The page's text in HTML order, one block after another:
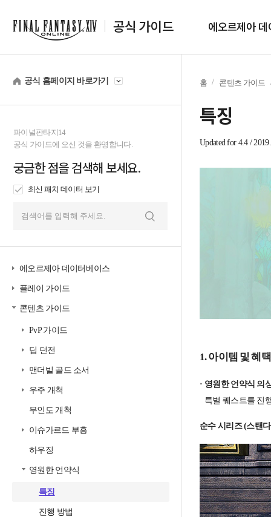
공식 가이드 에오르제아
공식 홈페이지 바로가기
파이널판타지14
공식 가이드에 오신 것을 환영합니다.
궁금한 점을 검색해 보세요.
최신 패치 데이터 보기
에오르제아 데이터베이스
플레이 가이드
콘텐츠 가이드
PvP 가이드
딥 던전
맨더빌 골드 소서
우주 개척
무인도 개척
이슈가르드 부흥
하우징
영원한 언약식
특징
진행 방법
홈 콘텐츠 가이드
특징
Updated for 4.4 /
1. 아이템 및 혜택
영원한 언약식 의
특별 퀘스트를 진
순수 시리즈 (스탠